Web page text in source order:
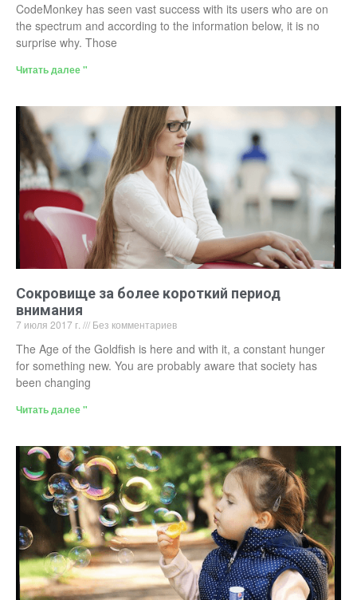
CodeMonkey has seen vast success with its users who are on
the spectrum and according to the information below, it is no
surprise why. Those
Читать далее "
Сокровище за более короткий период
внимания
7 июля 2017 г. Без комментариев
The Age of the Goldfish is here and with it, a constant hunger
for something new. You are probably aware that society has
been changing
Читать далее "